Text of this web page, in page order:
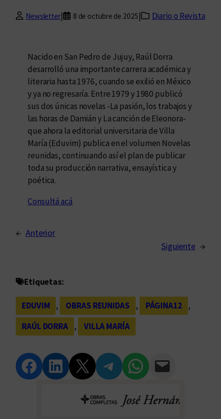
Newsletter| 8 de octubre de 2025 | Diario o Revista
Nacido en San Pedro de Jujuy, Raúl Dorra
desarrolló una importante carrera académica y
literaria hasta 1976, cuando se exilió en México
y ya no regresaría. Entre 1979 y 1980 publicó
sus dos únicas novelas -La pasión, los trabajos y
las horas de Damián y La canción de Eleonora-
que ahora la editorial universitaria de Villa
María (Eduvim) publica en el volumen Novelas
reunidas, continuando así el plan de publicar
toda su producción narrativa, ensayística y
poética.
Consultá acá
← Anterior
Siguiente →
Etiquetas:
EDUVIM , OBRAS REUNIDAS , PÁGINA12
,
RAÚL DORRA
, VILLA MARÍA
Compartir en Facebook Compartir en LinkedIn Compartir en Twitter Compartir en Telegram Compartir en WhatsApp Compartir vía Email